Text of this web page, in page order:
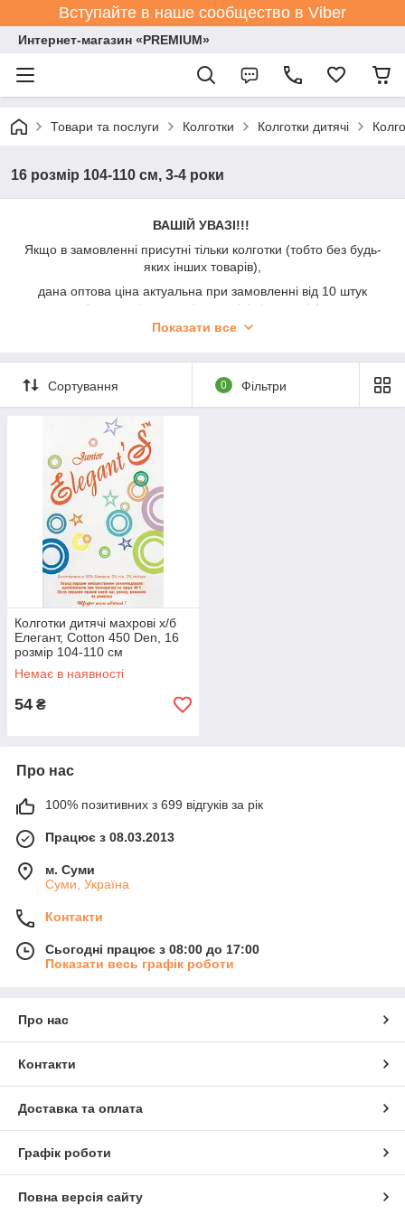
Вступайте в наше сообщество в Viber
Интернет-магазин «PREMIUM»
Товари та послуги Колготки Колготки дитячі
16 розмір 104-110 см, 3-4 роки
ВАШІЙ УВАЗІ!!!
Якщо в замовленні присутні тільки колготки (тобто без будь-
яких інших товарів),
дана оптова ціна актуальна при замовленні від 10 штук
(можна різних видів, розмірів і кольорів)
При замовленні до 10 штук - додається символічна націнка
Прохання акцентувати на цьому увагу при спілкуванні з
менеджерами.
Показати все
Сортування 0 Фільтри
Колготки дитячі махрові х/б
Елегант, Cotton 450 Den, 16
розмір 104-110 см
Немає в наявності
54 ₴
Про нас
100% позитивних з 699 відгуків за рік
Працює з 08.03.2013
м. Суми
Суми, Україна
Контакти
Сьогодні працює з 08:00 до 17:00
Показати весь графік роботи
Про нас
Контакти
Доставка та оплата
Графік роботи
Повна версія сайту